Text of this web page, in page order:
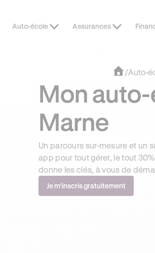
Auto-école Assurances
/Auto-
Mon
Marne
Un parcours sur-mesure et un
app pour tout gérer, le tout
donne les clés, à vous de
Je m'inscris gratuitement